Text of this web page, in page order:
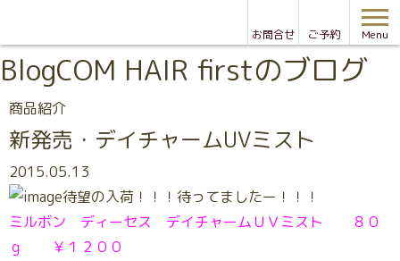
お問合せ ご予約 Menu
BlogCOM HAIR firstのブログ
商品紹介
新発売・デイチャームUVミスト
2015.05.13
待望の入荷！！！待ってましたー！！！
ミルボン ディーセス デイチャームＵＶミスト ８０
ｇ ￥１２００